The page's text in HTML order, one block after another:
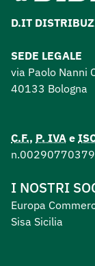
D.IT
SEDE LEGALE
via Paolo Nanni
40133 Bologna
C.F., P. IVA e
n.00290770379
I NOSTRI
Europa
Sisa Sicilia